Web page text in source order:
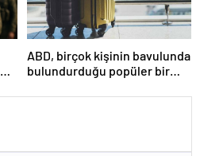
ABD, birçok kişinin bavulunda
bulundurduğu popüler bir